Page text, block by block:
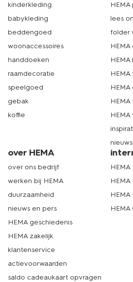
kinderkleding
babykleding
beddengoed
woonaccessoires
handdoeken
raamdecoratie
speelgoed
gebak
koffie
HEMA
lees
folder
nieuws
over HEMA
over ons bedrijf
werken bij HEMA
duurzaamheid
nieuws en pers
HEMA geschiedenis
HEMA zakelijk
klantenservice
actievoorwaarden
saldo cadeaukaart opvragen
HEMA
HEMA
HEMA